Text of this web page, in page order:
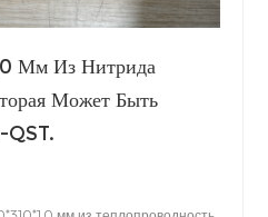
Мм Из Нитрида
Может Быть
QST.